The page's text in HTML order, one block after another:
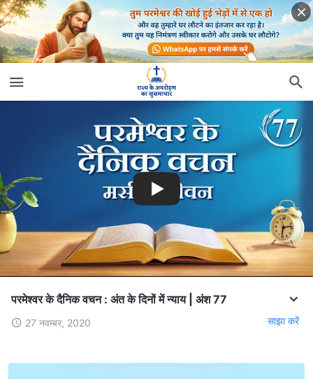
परमेश्वर के दैनिक वचन : अंत के दिनों में न्याय | अंश 77
27 नवम्बर, 2020 साझा करें